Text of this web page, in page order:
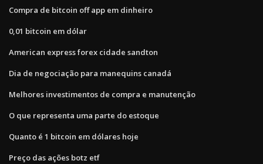
Compra de bitcoin off app em dinheiro
0,01 bitcoin em dólar
American express forex cidade sandton
Dia de negociação para manequins canadá
Melhores investimentos de compra e manutenção
O que representa uma parte do estoque
Quanto é 1 bitcoin em dólares hoje
Preço das ações botz etf